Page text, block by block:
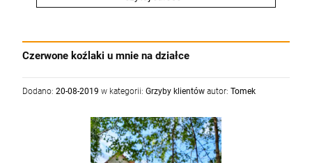
Czerwone koźlaki u mnie na działce
Dodano: 20-08-2019 w kategorii: Grzyby klientów autor: Tomek